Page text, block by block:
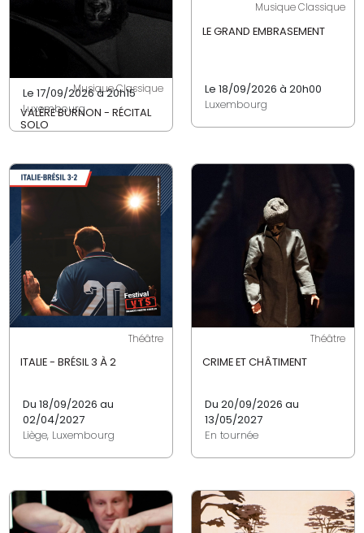
Musique Classique
VALÈRE BURNON - RÉCITAL
SOLO
Le 17/09/2026 à 20h15
Luxembourg
Musique Classique
LE GRAND EMBRASEMENT
Le 18/09/2026 à 20h00
Luxembourg
Théâtre
ITALIE - BRÉSIL 3 À 2
Du 18/09/2026 au
02/04/2027
Liège, Luxembourg
Théâtre
CRIME ET CHÂTIMENT
Du 20/09/2026 au
13/05/2027
En tournée